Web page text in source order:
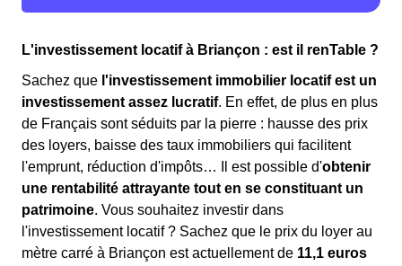
L'investissement locatif à Briançon : est il renTable ?
Sachez que l'investissement immobilier locatif est un
investissement assez lucratif. En effet, de plus en plus
de Français sont séduits par la pierre : hausse des prix
des loyers, baisse des taux immobiliers qui facilitent
l'emprunt, réduction d'impôts… Il est possible d'obtenir
une rentabilité attrayante tout en se constituant un
patrimoine. Vous souhaitez investir dans
l'investissement locatif ? Sachez que le prix du loyer au
mètre carré à Briançon est actuellement de 11,1 euros